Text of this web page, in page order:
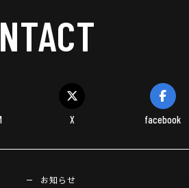
X facebook
お知らせ